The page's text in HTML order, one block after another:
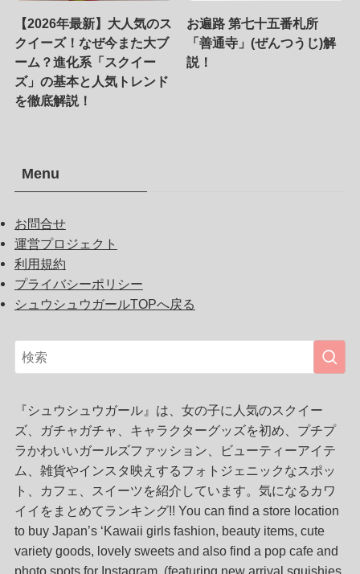
【2026年最新】大人気のス
クイーズ！なぜ今また大ブ
ーム？進化系「スクイー
ズ」の基本と人気トレンド
を徹底解説！
お遍路 第七十五番札所
「善通寺」(ぜんつうじ)解
説！
Menu
お問合せ
運営プロジェクト
利用規約
プライバシーポリシー
シュウシュウガールTOPへ戻る
『シュウシュウガール』は、女の子に人気のスクイー
ズ、ガチャガチャ、キャラクターグッズを初め、プチプ
ラかわいいガールズファッション、ビューティーアイテ
ム、雑貨やインスタ映えするフォトジェニックなスポッ
ト、カフェ、スイーツを紹介しています。気になるカワ
イイをまとめてランキング!! You can find a store location
to buy Japan’s ‘Kawaii girls fashion, beauty items, cute
variety goods, lovely sweets and also find a pop cafe and
photo spots for Instagram. (featuring new arrival squishies,